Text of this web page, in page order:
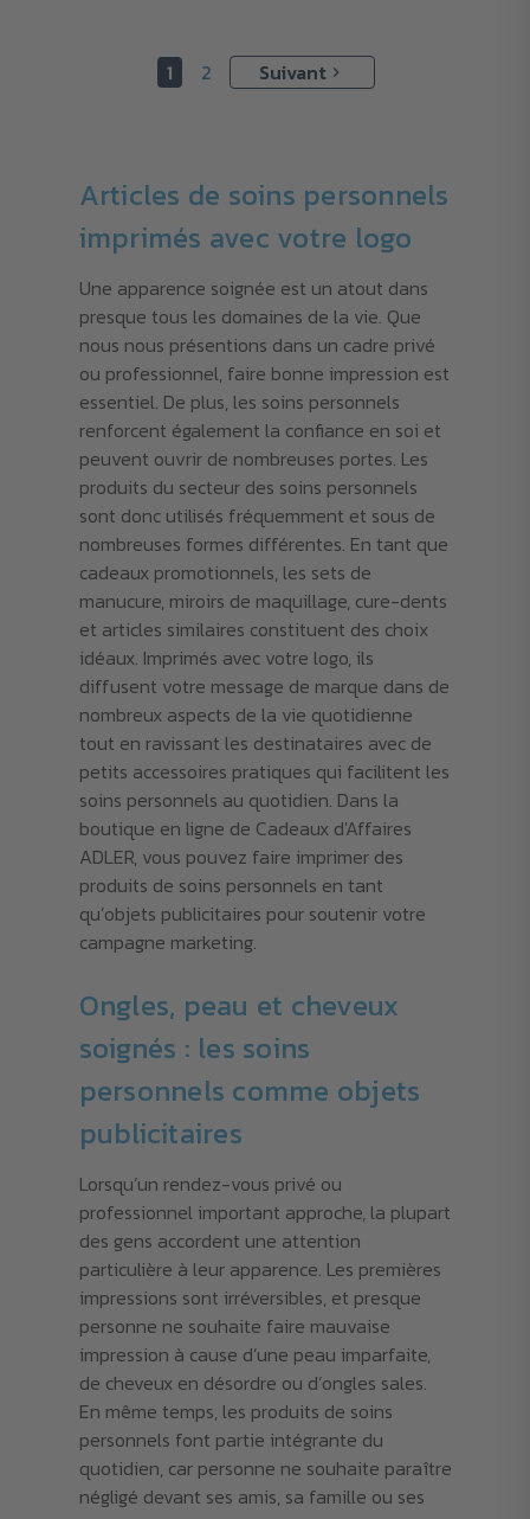
1 2 Suivant
Articles de soins personnels
imprimés avec votre logo
Une apparence soignée est un atout dans
presque tous les domaines de la vie. Que
nous nous présentions dans un cadre privé
ou professionnel, faire bonne impression est
essentiel. De plus, les soins personnels
renforcent également la confiance en soi et
peuvent ouvrir de nombreuses portes. Les
produits du secteur des soins personnels
sont donc utilisés fréquemment et sous de
nombreuses formes différentes. En tant que
cadeaux promotionnels, les sets de
manucure, miroirs de maquillage, cure-dents
et articles similaires constituent des choix
idéaux. Imprimés avec votre logo, ils
diffusent votre message de marque dans de
nombreux aspects de la vie quotidienne
tout en ravissant les destinataires avec de
petits accessoires pratiques qui facilitent les
soins personnels au quotidien. Dans la
boutique en ligne de Cadeaux d'Affaires
ADLER, vous pouvez faire imprimer des
produits de soins personnels en tant
qu’objets publicitaires pour soutenir votre
campagne marketing.
Ongles, peau et cheveux
soignés : les soins
personnels comme objets
publicitaires
Lorsqu’un rendez-vous privé ou
professionnel important approche, la plupart
des gens accordent une attention
particulière à leur apparence. Les premières
impressions sont irréversibles, et presque
personne ne souhaite faire mauvaise
impression à cause d’une peau imparfaite,
de cheveux en désordre ou d’ongles sales.
En même temps, les produits de soins
personnels font partie intégrante du
quotidien, car personne ne souhaite paraître
négligé devant ses amis, sa famille ou ses